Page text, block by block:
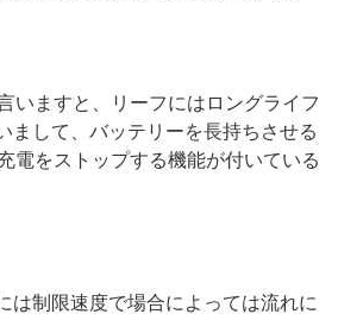
いますと、リーフにはロングライフ
まして、バッテリーを長持ちさせる
電をストップする機能が付いている
は制限速度で場合によっては流れに